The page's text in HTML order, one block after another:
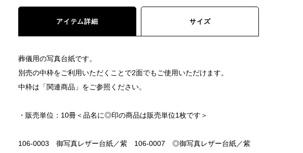
アイテム詳細 サイズ
葬儀用の写真台紙です。
別売の中枠をご利用いただくことで2面でもご使用いただけます。
中枠は「関連商品」をご参照ください。
・販売単位：10冊＜品名に◎印の商品は販売単位1枚です＞
106-0003 御写真レザー台紙／紫 106-0007 ◎御写真レザー台紙／紫